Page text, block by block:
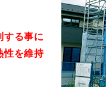
する事に
性を維持